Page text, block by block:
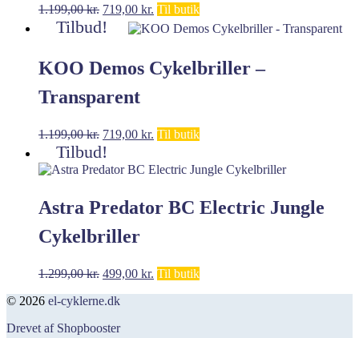
1.199,00kr. Den
oprindelige
pris
1.199,00 kr..
719,00 kr. Den
aktuelle
pris
719,00 kr..
Til butik
Tilbud!
KOO Demos Cykelbriller –
Transparent
1.199,00kr. Den
oprindelige
pris
var:
719,00 kr. Den
pris
er:
Til butik
Tilbud!
Astra Predator BC Electric Jungle
Cykelbriller
1.299,00kr. Den
pris
1.299,00 kr..
499,00 kr. Den
Til butik
© 2026 el-cyklerne.dk
Drevet af Shopbooster